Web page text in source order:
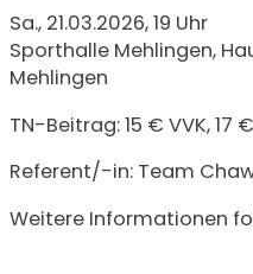
Sa., 21.03.2026, 19 Uhr
Sporthalle Mehlingen,
Mehlingen
TN-Beitrag: 15 € VVK, 17
Referent/-in: Team
Weitere Informationen